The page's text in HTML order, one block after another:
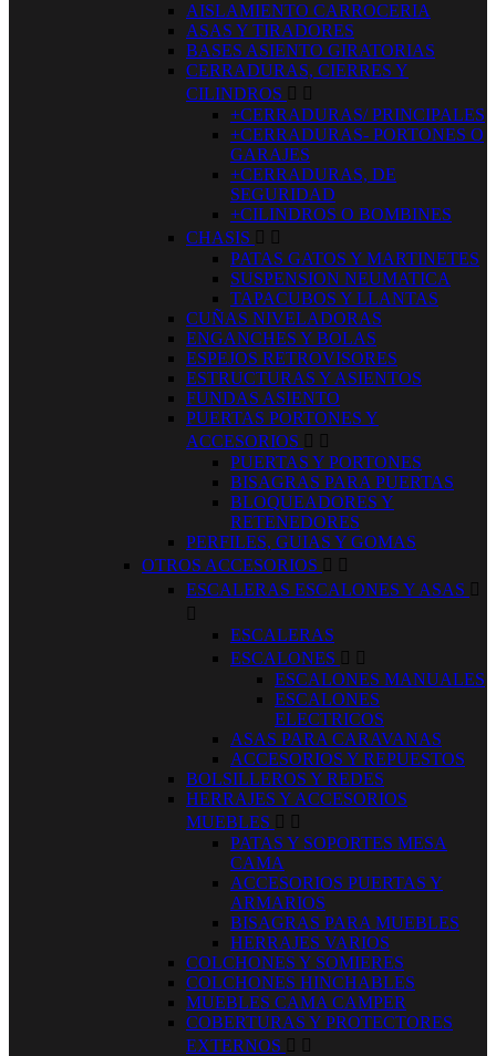
AISLAMIENTO CARROCERIA
ASAS Y TIRADORES
BASES ASIENTO GIRATORIAS
CERRADURAS, CIERRES Y
CILINDROS  
+CERRADURAS/ PRINCIPALES
+CERRADURAS- PORTONES O
GARAJES
+CERRADURAS, DE
SEGURIDAD
+CILINDROS O BOMBINES
CHASIS  
PATAS GATOS Y MARTINETES
SUSPENSION NEUMATICA
TAPACUBOS Y LLANTAS
CUÑAS NIVELADORAS
ENGANCHES Y BOLAS
ESPEJOS RETROVISORES
ESTRUCTURAS Y ASIENTOS
FUNDAS ASIENTO
PUERTAS PORTONES Y
ACCESORIOS  
PUERTAS Y PORTONES
BISAGRAS PARA PUERTAS
BLOQUEADORES Y
RETENEDORES
PERFILES, GUIAS Y GOMAS
OTROS ACCESORIOS  
ESCALERAS ESCALONES Y ASAS 

ESCALERAS
ESCALONES  
ESCALONES MANUALES
ESCALONES
ELECTRICOS
ASAS PARA CARAVANAS
ACCESORIOS Y REPUESTOS
BOLSILLEROS Y REDES
HERRAJES Y ACCESORIOS
MUEBLES  
PATAS Y SOPORTES MESA
CAMA
ACCESORIOS PUERTAS Y
ARMARIOS
BISAGRAS PARA MUEBLES
HERRAJES VARIOS
COLCHONES Y SOMIERES
COLCHONES HINCHABLES
MUEBLES CAMA CAMPER
COBERTURAS Y PROTECTORES
EXTERNOS  